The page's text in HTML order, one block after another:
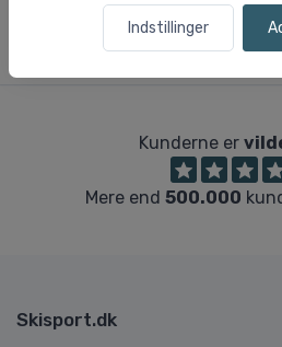
Indstillinger
Kunderne er
Mere end 500.000
Skisport.dk